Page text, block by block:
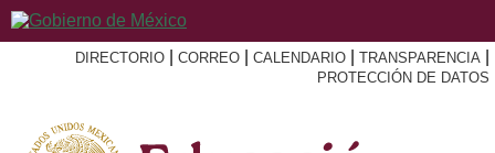
DIRECTORIO CORREO CALENDARIO TRANSPARENCIA
PROTECCIÓN DE DATOS